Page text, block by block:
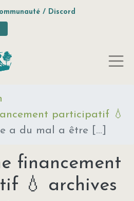
/ Discord
participatif 💧
a du mal a être [...]
financement
💧 archives